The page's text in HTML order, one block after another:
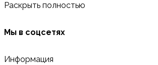
Раскрыть полностью
Мы в соцсетях
Информация